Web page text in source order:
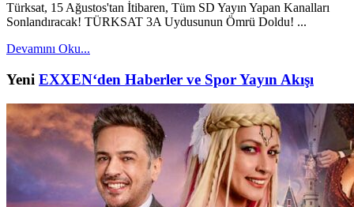
Türksat, 15 Ağustos'tan İtibaren, Tüm SD Yayın Yapan Kanalları
Sonlandıracak! TÜRKSAT 3A Uydusunun Ömrü Doldu! ...
Devamını Oku...
Yeni EXXEN‘den Haberler ve Spor Yayın Akışı